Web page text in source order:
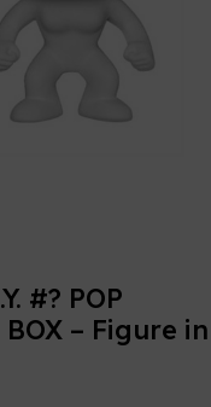
#? POP
BOX – Figure in